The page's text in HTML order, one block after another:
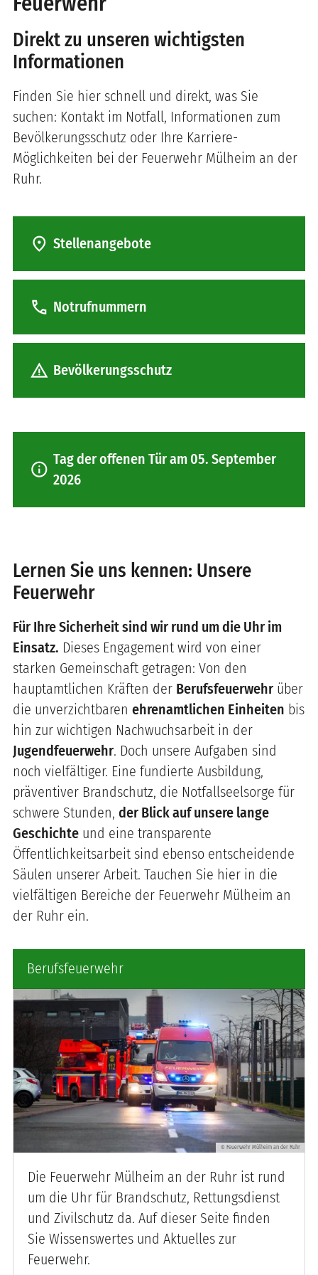
Direkt zu unseren wichtigsten
Informationen
Finden Sie hier schnell und direkt, was Sie
suchen: Kontakt im Notfall, Informationen zum
Bevölkerungsschutz oder Ihre Karriere-
Möglichkeiten bei der Feuerwehr Mülheim an der
Ruhr.
location_on Stellenangebote
call Notrufnummern
warning Bevölkerungsschutz
info Tag der offenen Tür am 05. September
2026
Lernen Sie uns kennen: Unsere
Feuerwehr
Für Ihre Sicherheit sind wir rund um die Uhr im
Einsatz. Dieses Engagement wird von einer
starken Gemeinschaft getragen: Von den
hauptamtlichen Kräften der Berufsfeuerwehr über
die unverzichtbaren ehrenamtlichen Einheiten bis
hin zur wichtigen Nachwuchsarbeit in der
Jugendfeuerwehr. Doch unsere Aufgaben sind
noch vielfältiger. Eine fundierte Ausbildung,
präventiver Brandschutz, die Notfallseelsorge für
schwere Stunden, der Blick auf unsere lange
Geschichte und eine transparente
Öffentlichkeitsarbeit sind ebenso entscheidende
Säulen unserer Arbeit. Tauchen Sie hier in die
vielfältigen Bereiche der Feuerwehr Mülheim an
der Ruhr ein.
Berufsfeuerwehr
© Feuerwehr Mülheim an der Ruhr
Die Feuerwehr Mülheim an der Ruhr ist rund
um die Uhr für Brandschutz, Rettungsdienst
und Zivilschutz da. Auf dieser Seite finden
Sie Wissenswertes und Aktuelles zur
Feuerwehr. ​